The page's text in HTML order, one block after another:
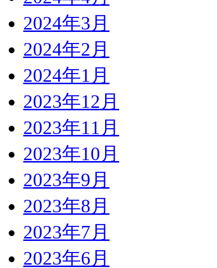
2024年3月
2024年2月
2024年1月
2023年12月
2023年11月
2023年10月
2023年9月
2023年8月
2023年7月
2023年6月